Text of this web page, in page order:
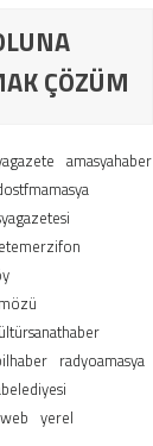
ÇÖZÜM
amasyahaber
radyoamasya
web yerel